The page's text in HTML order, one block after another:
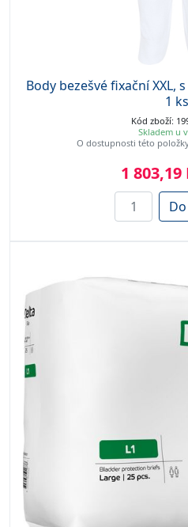
Body bezešvé fixační XXL,
1 ks
Kód zboží:
Skladem u
O dostupnosti této
1 803,19